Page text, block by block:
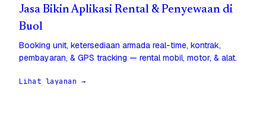
Jasa Bikin Aplikasi Rental & Penyewaan di
Buol
Booking unit, ketersediaan armada real-time, kontrak,
pembayaran, & GPS tracking — rental mobil, motor, & alat.
Lihat layanan →